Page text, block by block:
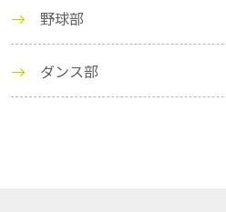
野球部
ダンス部